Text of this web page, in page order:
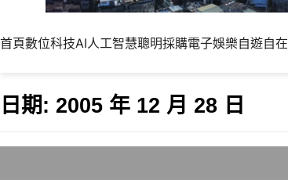
首頁數位科技AI人工智慧聰明採購電子娛樂自遊自在
日期: 2005 年 12 月 28 日